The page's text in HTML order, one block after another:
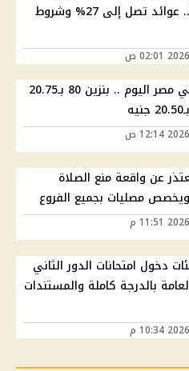
البنوك المصرية.. عوائد تصل إلى 27% وشروط
أسعار الوقود في مصر اليوم .. بنزين 80 بـ20.75
عن واقعة منع الصلاة
مصليات بجميع الفروع
دخول امتحانات الدور الثاني
العامة بالدرجة كاملة والمستندات